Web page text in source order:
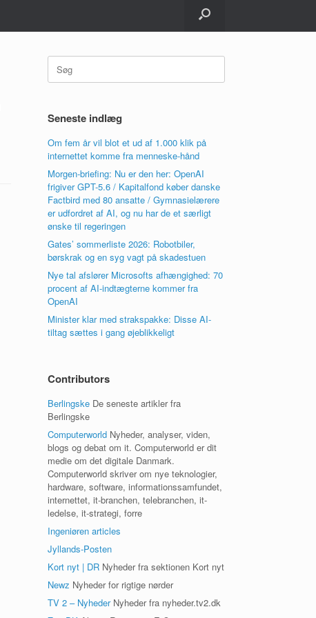
Søg
efter:
Seneste indlæg
Om fem år vil blot et ud af 1.000 klik på
internettet komme fra menneske-hånd
Morgen-briefing: Nu er den her: OpenAI
frigiver GPT-5.6 / Kapitalfond køber danske
Factbird med 80 ansatte / Gymnasielærere
er udfordret af AI, og nu har de et særligt
ønske til regeringen
Gates’ sommerliste 2026: Robotbiler,
børskrak og en syg vagt på skadestuen
Nye tal afslører Microsofts afhængighed: 70
procent af AI-indtægterne kommer fra
OpenAI
Minister klar med strakspakke: Disse AI-
tiltag sættes i gang øjeblikkeligt
Contributors
Berlingske De seneste artikler fra
Berlingske
Computerworld Nyheder, analyser, viden,
blogs og debat om it. Computerworld er dit
medie om det digitale Danmark.
Computerworld skriver om nye teknologier,
hardware, software, informationssamfundet,
internettet, it-branchen, telebranchen, it-
ledelse, it-strategi, forre
Ingeniøren articles
Jyllands-Posten
Kort nyt | DR Nyheder fra sektionen Kort nyt
Newz Nyheder for rigtige nørder
TV 2 – NyhederNyheder fra nyheder.tv2.dk